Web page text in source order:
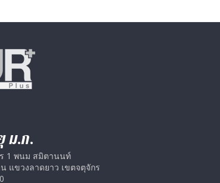
ม.ก.
1 พนม สมิตานนท์
แขวงลาดยาว เขตจตุจักร